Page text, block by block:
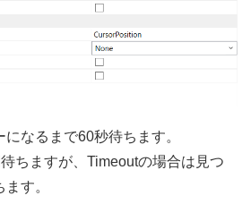
になるまで60秒待ちます。
ちますが、Timeoutの場合は見つ
す。